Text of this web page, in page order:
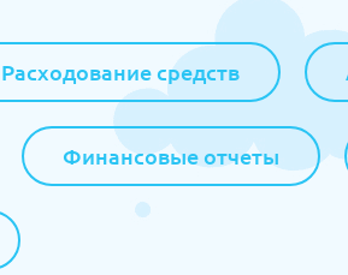
Расходование средств
Финансовые отчеты